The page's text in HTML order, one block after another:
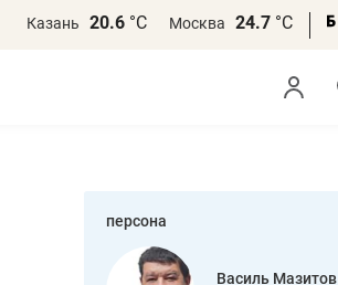
Казань 20.6 °С Москва 24.7 °С
персона
Василь Мазитов